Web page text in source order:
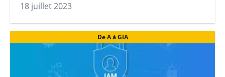
18 juillet 2023
De A à GIA